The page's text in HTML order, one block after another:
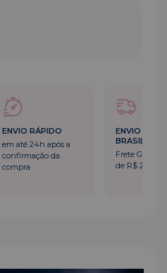
ENVIO PARA TODO
BRASIL
Frete Grátis a partir
de R$ 249,00*
PARCELADO
até 3x sem